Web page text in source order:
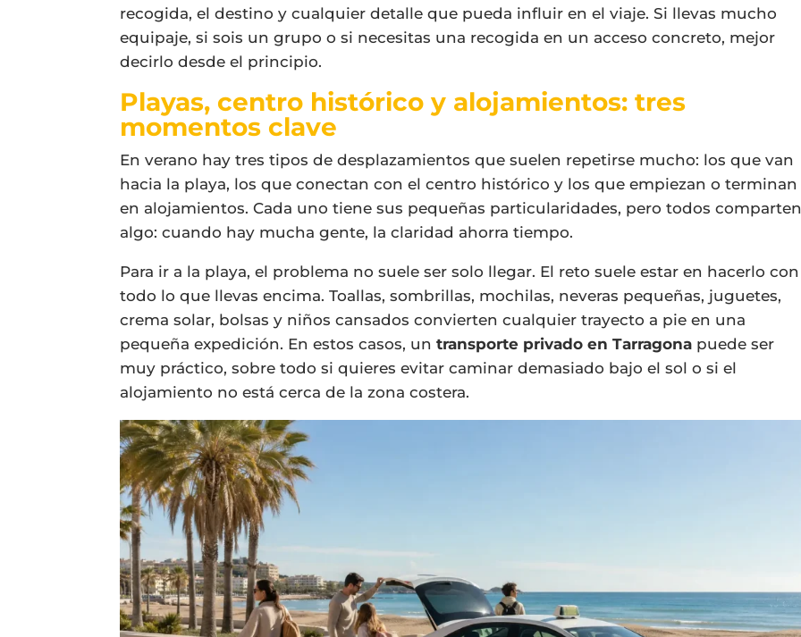
recogida, el destino y cualquier detalle que pueda influir en el viaje. Si llevas mucho
equipaje, si sois un grupo o si necesitas una recogida en un acceso concreto, mejor
decirlo desde el principio.
Playas, centro histórico y alojamientos: tres
momentos clave
En verano hay tres tipos de desplazamientos que suelen repetirse mucho: los que van
hacia la playa, los que conectan con el centro histórico y los que empiezan o terminan
en alojamientos. Cada uno tiene sus pequeñas particularidades, pero todos
algo: cuando hay mucha gente, la claridad ahorra tiempo.
Para ir a la playa, el problema no suele ser solo llegar. El reto suele estar en hacerlo con
todo lo que llevas encima. Toallas, sombrillas, mochilas, neveras pequeñas, juguetes,
crema solar, bolsas y niños cansados convierten cualquier trayecto a pie en una
pequeña expedición. En estos casos, untransporte privado en Tarragona puede ser
muy práctico, sobre todo si quieres evitar caminar demasiado bajo el sol o si el
alojamiento no está cerca de la zona costera.